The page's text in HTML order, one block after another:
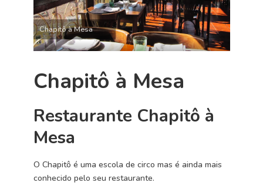
Chapitô à Mesa
Chapitô à Mesa
Restaurante Chapitô à
Mesa
O Chapitô é uma escola de circo mas é ainda mais
conhecido pelo seu restaurante.